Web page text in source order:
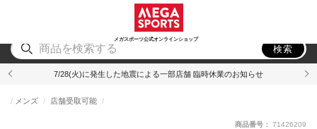
メガスポーツ公式オンラインショップ
アウトドア
検索
7/28(火)に発生した地震による一部店舗 臨時休業のお知らせ
メンズ 店舗受取可能
商品番号： 71426209